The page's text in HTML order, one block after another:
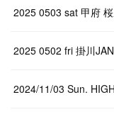
2025 0503 sat 甲府
2025 0502 fri 掛川JAN
2024/11/03 Sun.